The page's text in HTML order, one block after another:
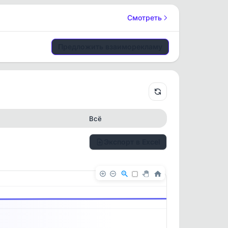
Смотреть
Всё